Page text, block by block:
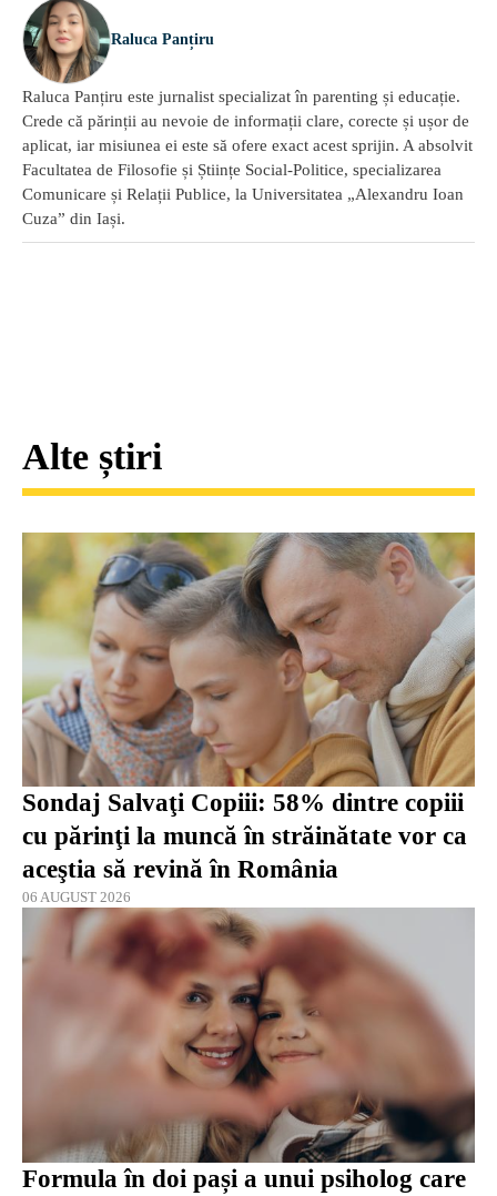
Raluca Panțiru
Raluca Panțiru este jurnalist specializat în parenting și educație.
Crede că părinții au nevoie de informații clare, corecte și ușor de
aplicat, iar misiunea ei este să ofere exact acest sprijin. A absolvit
Facultatea de Filosofie și Științe Social-Politice, specializarea
Comunicare și Relații Publice, la Universitatea „Alexandru Ioan
Cuza” din Iași.
Alte știri
Sondaj Salvaţi Copiii: 58% dintre copiii
cu părinţi la muncă în străinătate vor ca
aceştia să revină în România
06 AUGUST 2026
Formula în doi pași a unui psiholog care